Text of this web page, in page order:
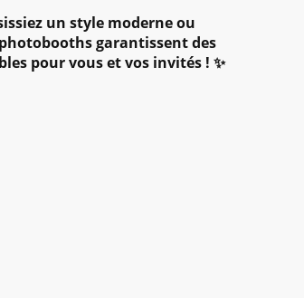
un style moderne ou
garantissent des
pour vous et vos invités ! ✨